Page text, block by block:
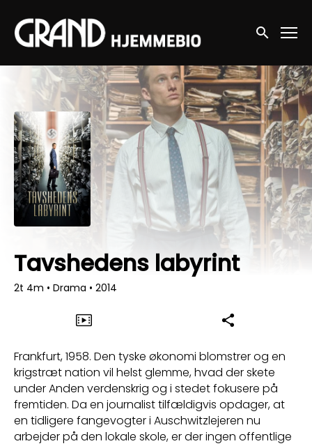
Accessibility Links
Søg nu
Tavshedens labyrint
2t 4m • Drama • 2014
Frankfurt, 1958. Den tyske økonomi blomstrer og en
krigstræt nation vil helst glemme, hvad der skete
under Anden verdenskrig og i stedet fokusere på
fremtiden. Da en journalist tilfældigvis opdager, at
en tidligere fangevogter i Auschwitzlejeren nu
arbejder på den lokale skole, er der ingen offentlige